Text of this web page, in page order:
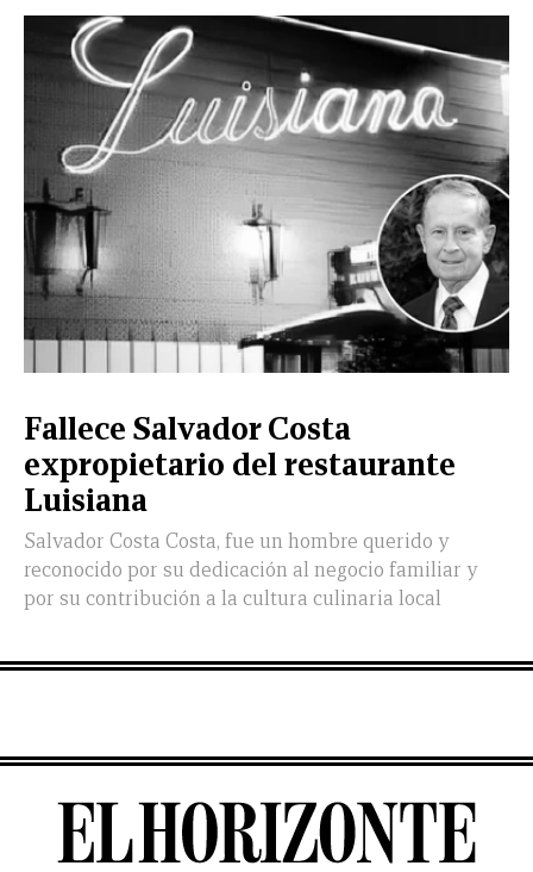
Fallece Salvador Costa
expropietario del restaurante
Luisiana
Salvador Costa Costa, fue un hombre querido y
reconocido por su dedicación al negocio familiar y
por su contribución a la cultura culinaria local